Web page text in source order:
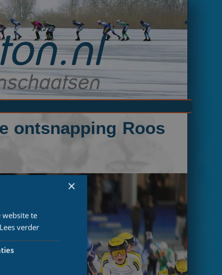
ontsnapping Roos
×
website te
Lees verder